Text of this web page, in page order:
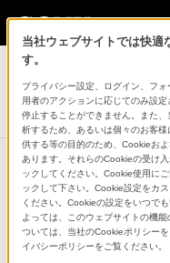
テレビ ブラビア
4K液晶テレビ
X9200Bシリーズ
自然でクリア
「ClearAudio
当社ウェブサイトでは快適
す。
プライバシー設定、ログイン、フ
用者のアクションに応じてのみ設
停止することができません。また
析するため、あるいは個々のお客
供する等の目的のため、Cookieお
あります。それらのCookieの受け
ックしてください。Cookie使用に
ックして下さい。Cookie設定をカ
ください。Cookieの設定をいつで
よっては、このウェブサイトの機
ついては、当社のCookieポリシー
イバシーポリシーをご覧ください。